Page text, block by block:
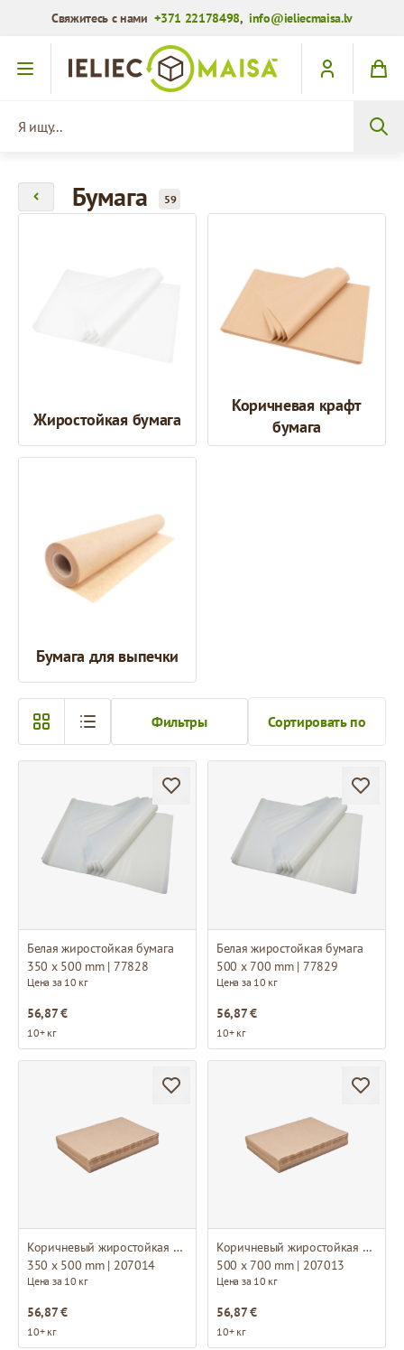
Свяжитесь с нами+371 22178498,info@ieliecmaisa.lv
Перейти к содержимому
Бумага 59
Жиростойкая бумага
Коричневая крафт
бумага
Бумага для выпечки
Сортировать по
Фильтры
Белая жиростойкая бумага
350 x 500 mm | 77828
Цена за 10 кг
56,87 €
10+ кг
Белая жиростойкая бумага
500 x 700 mm | 77829
Цена за 10 кг
56,87 €
10+ кг
Коричневый жиростойкая бумага
350 x 500 mm | 207014
Цена за 10 кг
56,87 €
10+ кг
Коричневый жиростойкая бумага
500 x 700 mm | 207013
Цена за 10 кг
56,87 €
10+ кг